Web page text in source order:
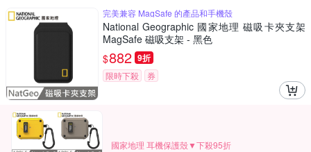
完美兼容 MagSafe 的產品和手機殼
National Geographic 國家地理 磁吸卡夾支架
MagSafe 磁吸支架 - 黑色
$882 9折
限時下殺 券
國家地理 耳機保護殼▼下殺95折